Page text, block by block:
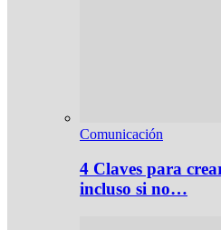
Comunicación
4 Claves para
incluso si no…